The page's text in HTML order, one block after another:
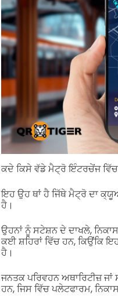
ਕਦੇ ਕਿਸੇ ਵੱਡੇ ਮੈਟ੍ਰੋ ਇੰਟਰਚੇਂਜ ਵਿੱਚ
ਇਹ ਉਹ ਥਾਂ ਹੈ ਜਿੱਥੇ ਮੈਟ੍ਰੋ ਦਾ
ਹੈ।
ਉਹਨਾਂ ਨੂੰ ਸਟੇਸ਼ਨ ਦੇ ਦਾਖਲੇ,
ਕਈ ਸ਼ਹਿਰਾਂ ਵਿੱਚ ਹਨ, ਕਿਉਂਕਿ
ਹੈ।
ਜਨਤਕ ਪਰਿਵਹਨ ਅਥਾਰਿਟੀਜ਼
ਹਨ, ਜਿਸ ਵਿੱਚ ਪਲੇਟਫਾਰਮ,